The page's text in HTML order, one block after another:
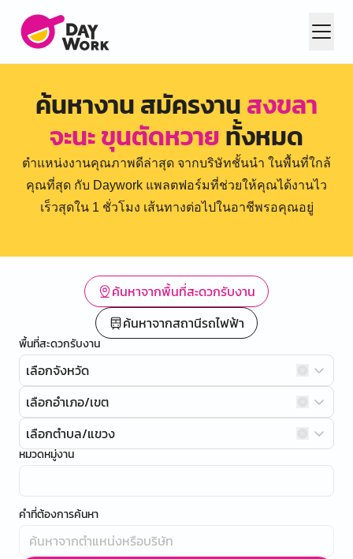
ค้นหางาน สมัครงานสงขลา
จะนะ ขุนตัดหวายทั้งหมด
ตำแหน่งงานคุณภาพดีล่าสุด จากบริษัทชั้นนำ ในพื้นที่ใกล้
คุณที่สุด กับ Daywork แพลตฟอร์มที่ช่วยให้คุณได้งานไว
เร็วสุดใน 1 ชั่วโมง เส้นทางต่อไปในอาชีพรอคุณอยู่
ค้นหาจากพื้นที่สะดวกรับงาน
ค้นหาจากสถานีรถไฟฟ้า
พื้นที่สะดวกรับงาน
เลือกจังหวัด
เลือกอำเภอ/เขต
เลือกตำบล/แขวง
หมวดหมู่งาน
คำที่ต้องการค้นหา